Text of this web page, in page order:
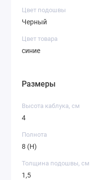
Цвет подошвы
Черный
Цвет товара
синие
Размеры
Высота каблука, см
4
Полнота
8 (H)
Толщина подошвы, см
1,5